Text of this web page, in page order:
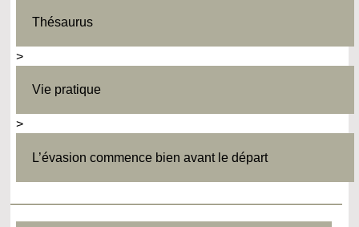
Thésaurus
>
Vie pratique
>
L’évasion commence bien avant le départ